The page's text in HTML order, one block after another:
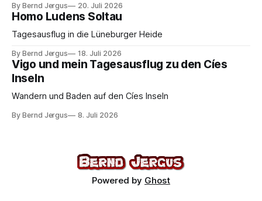
By Bernd Jergus 20. Juli 2026
Homo Ludens Soltau
Tagesausflug in die Lüneburger Heide
By Bernd Jergus 18. Juli 2026
Vigo und mein Tagesausflug zu den Cíes
Inseln
Wandern und Baden auf den Cíes Inseln
By Bernd Jergus 8. Juli 2026
Powered by Ghost